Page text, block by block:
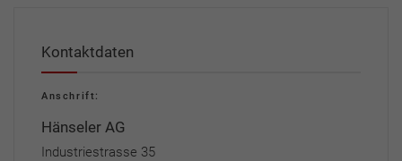
Kontaktdaten
Anschrift:
Hänseler AG
Industriestrasse 35